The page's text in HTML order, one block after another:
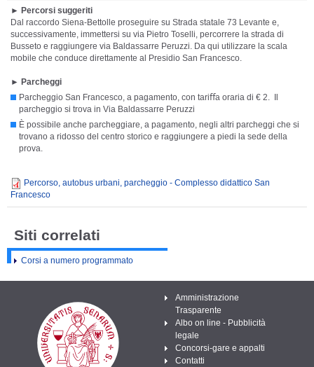
► Percorsi suggeriti
Dal raccordo Siena-Bettolle proseguire su Strada statale 73 Levante e,
successivamente, immettersi su via Pietro Toselli, percorrere la strada di
Busseto e raggiungere via Baldassarre Peruzzi. Da qui utilizzare la scala
mobile che conduce direttamente al Presidio San Francesco.
► Parcheggi
Parcheggio San Francesco, a pagamento, con tariﬀa oraria di € 2. Il
parcheggio si trova in Via Baldassarre Peruzzi
È possibile anche parcheggiare, a pagamento, negli altri parcheggi che si
trovano a ridosso del centro storico e raggiungere a piedi la sede della
prova.
Percorso, autobus urbani, parcheggio - Complesso didattico San
Francesco
Siti correlati
Corsi a numero programmato
Amministrazione
Trasparente
Albo on line - Pubblicità
legale
Concorsi-gare e appalti
Contatti